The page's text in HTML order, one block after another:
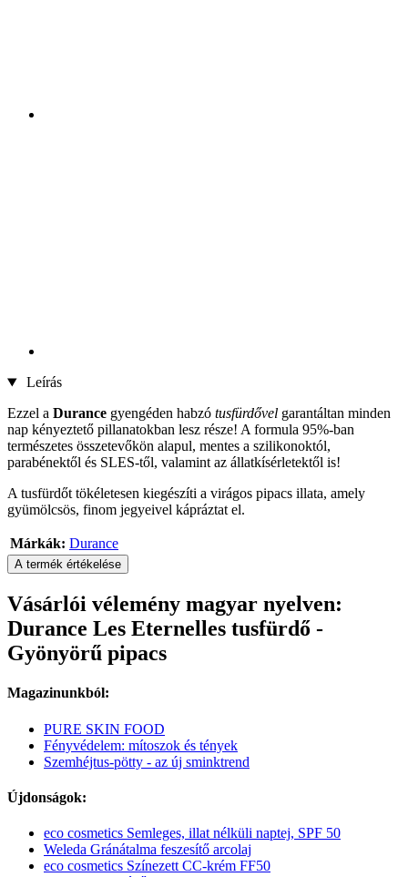
Leírás
Ezzel a Durance gyengéden habzó tusfürdővel garantáltan minden
nap kényeztető pillanatokban lesz része! A formula 95%-ban
természetes összetevőkön alapul, mentes a szilikonoktól,
parabénektől és SLES-től, valamint az állatkísérletektől is!
A tusfürdőt tökéletesen kiegészíti a virágos pipacs illata, amely
gyümölcsös, finom jegyeivel kápráztat el.
Márkák: Durance
A termék értékelése
Vásárlói vélemény magyar nyelven:
Durance Les Eternelles tusfürdő -
Gyönyörű pipacs
Magazinunkból:
PURE SKIN FOOD
Fényvédelem: mítoszok és tények
Szemhéjtus-pötty - az új sminktrend
Újdonságok:
eco cosmetics Semleges, illat nélküli naptej, SPF 50
Weleda Gránátalma feszesítő arcolaj
eco cosmetics Színezett CC-krém FF50